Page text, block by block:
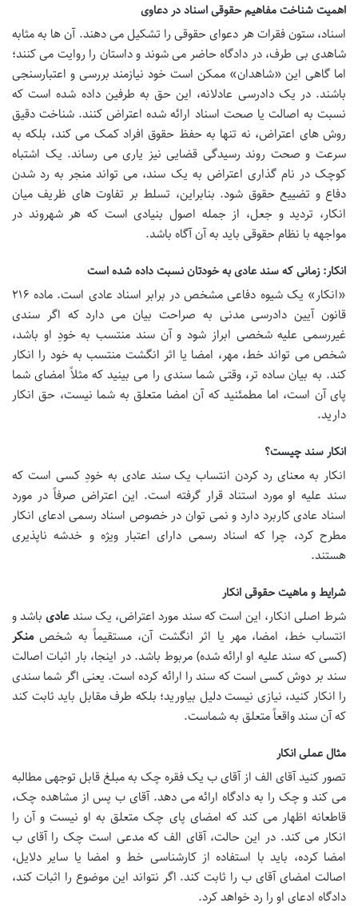
اهمیت شناخت مفاهیم حقوقی اسناد در دعاوی
اسناد، ستون فقرات هر دعوای حقوقی را تشکیل می دهند. آن ها به مثابه
شاهدی بی طرف، در دادگاه حاضر می شوند و داستان را روایت می کنند؛
اما گاهی این «شاهدان» ممکن است خود نیازمند بررسی و اعتبارسنجی
باشند. در یک دادرسی عادلانه، این حق به طرفین داده شده است که
نسبت به اصالت یا صحت اسناد ارائه شده اعتراض کنند. شناخت دقیق
روش های اعتراض، نه تنها به حفظ حقوق افراد کمک می کند، بلکه به
سرعت و صحت روند رسیدگی قضایی نیز یاری می رساند. یک اشتباه
کوچک در نام گذاری اعتراض به یک سند، می تواند منجر به رد شدن
دفاع و تضییع حقوق شود. بنابراین، تسلط بر تفاوت های ظریف میان
انکار، تردید و جعل، از جمله اصول بنیادی است که هر شهروند در
مواجهه با نظام حقوقی باید به آن آگاه باشد.
انکار: زمانی که سند عادی به خودتان نسبت داده شده است
«انکار» یک شیوه دفاعی مشخص در برابر اسناد عادی است. ماده ۲۱۶
قانون آیین دادرسی مدنی به صراحت بیان می دارد که اگر سندی
غیررسمی علیه شخصی ابراز شود و آن سند منتسب به خودِ او باشد،
شخص می تواند خط، مهر، امضا یا اثر انگشت منتسب به خود را انکار
کند. به بیان ساده تر، وقتی شما سندی را می بینید که مثلاً امضای شما
پای آن است، اما مطمئنید که آن امضا متعلق به شما نیست، حق انکار
دارید.
انکار سند چیست؟
انکار به معنای رد کردن انتساب یک سند عادی به خودِ کسی است که
سند علیه او مورد استناد قرار گرفته است. این اعتراض صرفاً در مورد
اسناد عادی کاربرد دارد و نمی توان در خصوص اسناد رسمی ادعای انکار
مطرح کرد، چرا که اسناد رسمی دارای اعتبار ویژه و خدشه ناپذیری
هستند.
شرایط و ماهیت حقوقی انکار
شرط اصلی انکار، این است که سند مورد اعتراض، یک سندعادیباشد و
انتساب خط، امضا، مهر یا اثر انگشت آن، مستقیماً به شخصمنکر
(کسی که سند علیه او ارائه شده) مربوط باشد. در اینجا، بار اثبات اصالت
سند بر دوش کسی است که سند را ارائه کرده است. یعنی اگر شما سندی
را انکار کنید، نیازی نیست دلیل بیاورید؛ بلکه طرف مقابل باید ثابت کند
که آن سند واقعاً متعلق به شماست.
مثال عملی انکار
تصور کنید آقای الف از آقای ب یک فقره چک به مبلغ قابل توجهی مطالبه
می کند و چک را به دادگاه ارائه می دهد. آقای ب پس از مشاهده چک،
قاطعانه اظهار می کند که امضای پای چک متعلق به او نیست و آن را
انکار می کند. در این حالت، آقای الف که مدعی است چک را آقای ب
امضا کرده، باید با استفاده از کارشناسی خط و امضا یا سایر دلایل،
اصالت امضای آقای ب را ثابت کند. اگر نتواند این موضوع را اثبات کند،
دادگاه ادعای او را رد خواهد کرد.